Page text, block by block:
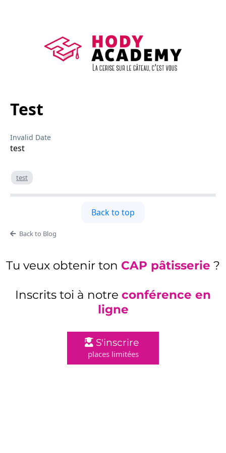
Test
Invalid Date
test
test
Back to top
Back to Blog
Tu veux obtenir ton CAP pâtisserie ?
Inscrits toi à notre conférence en
ligne
S'inscrire
places limitées